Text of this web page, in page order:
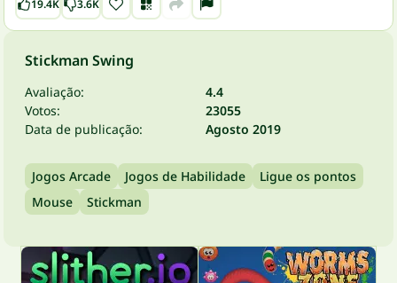
19.4K 3.6K
Stickman Swing
Avaliação:
4.4
Votos:
23055
Data de publicação:
Agosto 2019
Jogos Arcade Jogos de Habilidade
Ligue os pontos
Mouse
Stickman